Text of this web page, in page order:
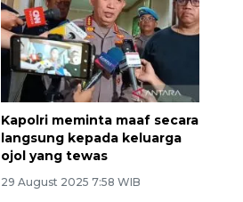
Kapolri meminta maaf secara
langsung kepada keluarga
ojol yang tewas
29 August 2025 7:58 WIB